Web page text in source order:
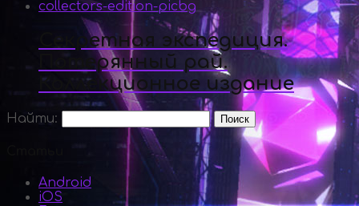
Секретная экспедиция.
Потерянный рай.
Коллекционное издание
Найти:
Android
iOS